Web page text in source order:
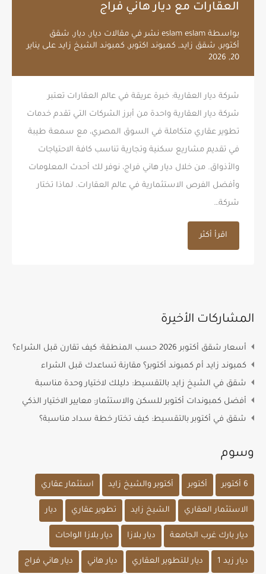
العقارات مع ديار هاني فراج
بواسطة eslam eslam نشر في مقالات ديار, ديار, شقق
أكتوبر, شقق زايد, كمبوند اكتوبر, كمبوند الشيخ زايد على يناير
20, 2026
شركة ديار العقارية: خبرة عريقة في عالم العقارات تعتبر
شركة ديار العقارية واحدة من أبرز الشركات التي تقدم خدمات
تطوير عقاري متكاملة في السوق المصري، مع سمعة طيبة
في تقديم مشاريع سكنية وتجارية تناسب كافة الاحتياجات
والأذواق. من خلال ديار هاني فراج، نوفر لك أحدث المعلومات
وأفضل الفرص الاستثمارية في عالم العقارات. لماذا تختار
شركة…
اقرأ أكثر
المشاركات الأخيرة
أسعار شقق أكتوبر 2026 حسب المنطقة: كيف تقارن قبل الشراء؟
كمبوند زايد أم كمبوند أكتوبر؟ مقارنة تساعدك قبل الشراء
شقق في الشيخ زايد بالتقسيط: دليلك لاختيار وحدة مناسبة
أفضل كمبوندات أكتوبر للسكن والاستثمار: معايير الاختيار الذكي
شقق في أكتوبر بالتقسيط: كيف تختار خطة سداد مناسبة؟
وسوم
6 أكتوبر أكتوبر أكتوبر والشيخ زايد استثمار عقاري
الاستثمار العقاري الشيخ زايد تطوير عقاري ديار
ديار بارك غرب الجامعة ديار بلازا ديار بلازا الواحات
ديار زيد 1 ديار للتطوير العقاري ديار هاني ديار هاني فراج